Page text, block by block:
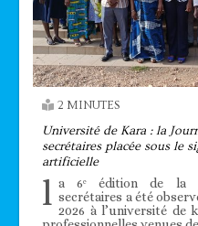
2 MINUTES
Université de Kara : la
secrétaires placée sous le
artificielle
l a 6ᵉ édition de la
secrétaires a été
2026 à l’université de